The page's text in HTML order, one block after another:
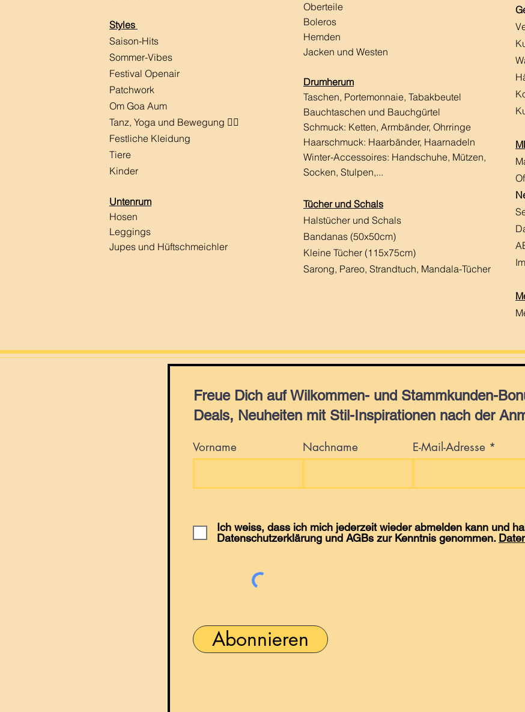
Styles
Saison-Hits
​Sommer-Vibes
Festival Openair
Patchwork
Om Goa Aum
Tanz, Yoga und Bewegung 🧘‍♀️
Festliche Kleidung
Tiere
Kinder
Untenrum
Hosen
Leggings
Jupes und Hüftschmeichler
Oberteile
Boleros
Hemden
Jacken und Westen
Drumherum
Taschen, Portemonnaie, Tabakbeutel
Bauchtaschen und Bauchgürtel
Schmuck: Ketten, Armbänder, Ohrringe
Haarschmuck: Haarbänder, Haarnadeln
Winter-Accessoires: Handschuhe, Mützen,
Socken, Stulpen,...
Tücher und Schals
Halstücher und Schals
Bandanas (50x50cm)
Kleine Tücher (115x75cm)
Sarong, Pareo, Strandtuch, Mandala-Tücher
Freue Dich auf Wilkommen- und Stammkunden-
Deals, Neuheiten mit Stil-Inspirationen nach der
Vorname Nachname E-Mail-Adresse
Ich weiss, dass ich mich jederzeit wieder abmelden kann und
Datenschutzerklärung und AGBs zur Kenntnis genommen.
Abonnieren